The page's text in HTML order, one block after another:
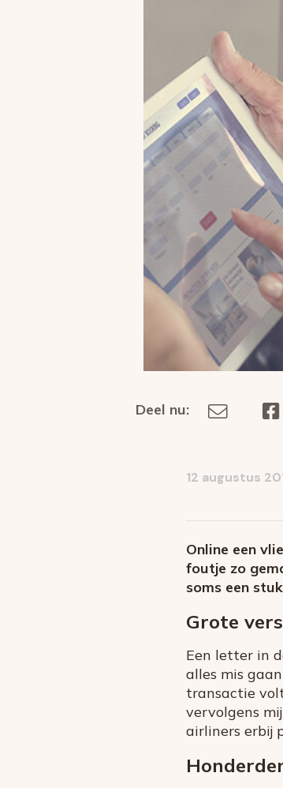
Deel
Deel nu:
mail
12 augustus
Online een
foutje zo
soms een
Grote
Een letter in
alles mis
transactie
vervolgens
airliners erbij